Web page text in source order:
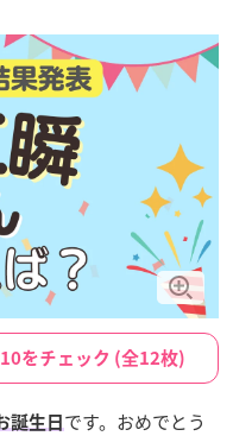
をチェック (全12枚)
誕生日 です。おめでとう